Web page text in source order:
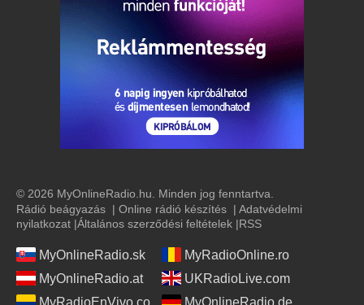
© 2026 MyOnlineRadio.hu. Minden jog fenntartva.
Rádió beágyazás | Online rádió készítés | Adatvédelmi
nyilatkozat |Általános szerződési feltételek |RSS
MyOnlineRadio.sk
MyRadioOnline.ro
MyOnlineRadio.at
UKRadioLive.com
MyRadioEnVivo.co
MyOnlineRadio.de